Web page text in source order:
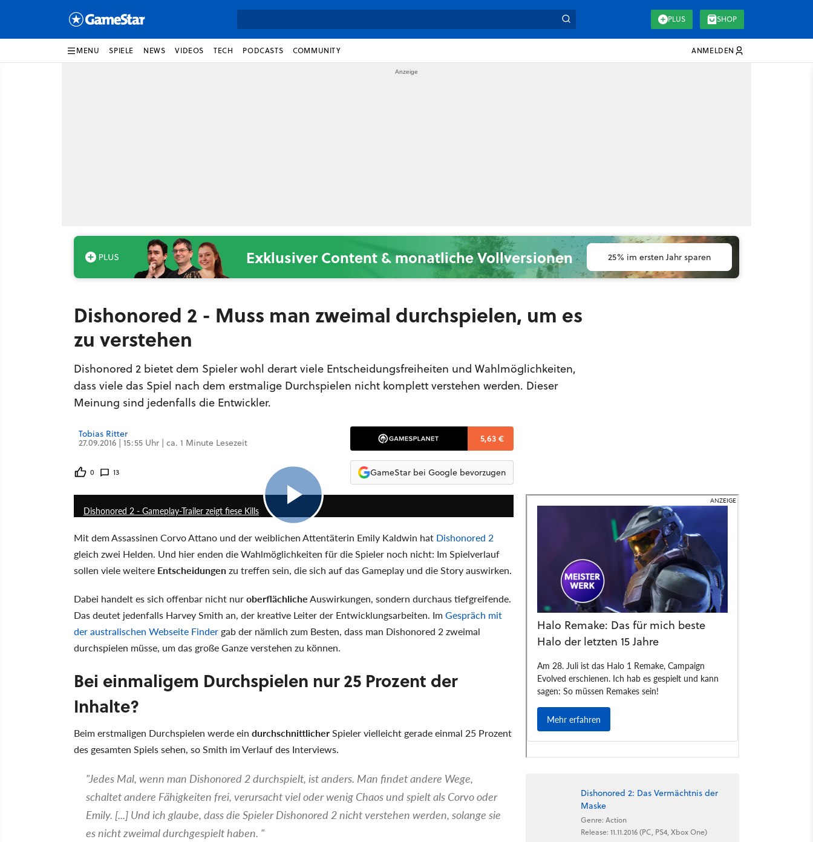
PLUS SHOP
MENU SPIELE NEWS VIDEOS TECH PODCASTS COMMUNITY ANMELDEN
Exklusiver Content & monatliche Vollversionen 25% im ersten Jahr sparen
Dishonored 2 - Muss man zweimal durchspielen, um es
zu verstehen
Dishonored 2 bietet dem Spieler wohl derart viele Entscheidungsfreiheiten und Wahlmöglichkeiten,
dass viele das Spiel nach dem erstmalige Durchspielen nicht komplett verstehen werden. Dieser
Meinung sind jedenfalls die Entwickler.
Tobias Ritter
27.09.2016 | 15:55 Uhr | ca. 1 Minute Lesezeit
0 13
5,63 €
GameStar bei Google bevorzugen
3:39
Dishonored 2 - Gameplay-Trailer zeigt fiese Kills
Mit dem Assassinen Corvo Attano und der weiblichen Attentäterin Emily Kaldwin hat Dishonored 2
gleich zwei Helden. Und hier enden die Wahlmöglichkeiten für die Spieler noch nicht: Im Spielverlauf
sollen viele weitere Entscheidungenzu treffen sein, die sich auf das Gameplay und die Story auswirken.
Dabei handelt es sich offenbar nicht nuroberflächlicheAuswirkungen, sondern durchaus tiefgreifende.
Das deutet jedenfalls Harvey Smith an, der kreative Leiter der Entwicklungsarbeiten. ImGespräch mit
der australischen Webseite Finder gab der nämlich zum Besten, dass man Dishonored 2 zweimal
durchspielen müsse, um das große Ganze verstehen zu können.
Bei einmaligem Durchspielen nur 25 Prozent der
Inhalte?
Beim erstmaligen Durchspielen werde ein durchschnittlicherSpieler vielleicht gerade einmal 25 Prozent
des gesamten Spiels sehen, so Smith im Verlauf des Interviews.
"Jedes Mal, wenn man Dishonored 2 durchspielt, ist anders. Man findet andere Wege,
schaltet andere Fähigkeiten frei, verursacht viel oder wenig Chaos und spielt als Corvo oder
Emily. [...] Und ich glaube, dass die Spieler Dishonored 2 nicht verstehen werden, solange sie
es nicht zweimal durchgespielt haben. "
Dishonored 2: Das Vermächtnis der
Maske
Genre: Action
Release: 11.11.2016 (PC, PS4, Xbox One)